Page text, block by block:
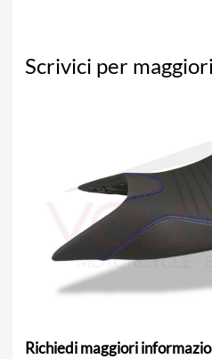
Scrivici per
Richiedi maggiori